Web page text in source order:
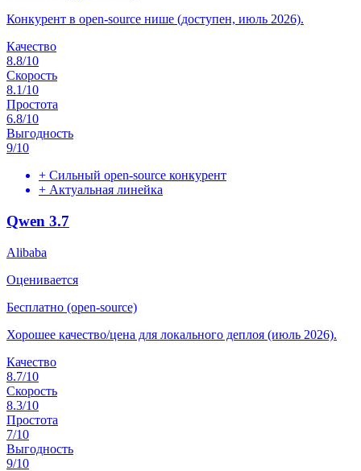
Конкурент в open-source нише (доступен, июль 2026).
Качество
8.8/10
Скорость
8.1/10
Простота
6.8/10
Выгодность
9/10
+ Сильный open-source конкурент
+ Актуальная линейка
Qwen 3.7
Alibaba
Оценивается
Бесплатно (open-source)
Хорошее качество/цена для локального деплоя (июль 2026).
Качество
8.7/10
Скорость
8.3/10
Простота
7/10
Выгодность
9/10